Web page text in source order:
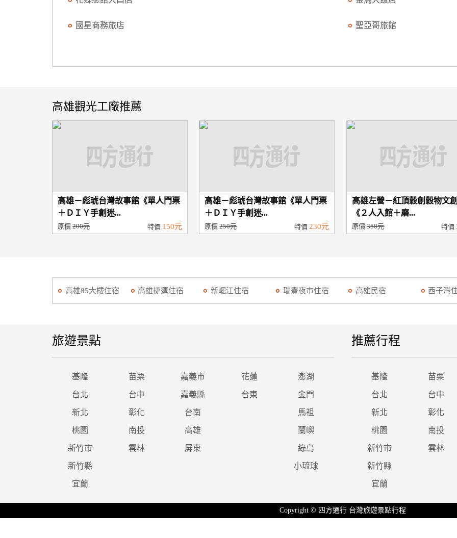
國星商務旅店 聖亞哥旅館
高雄觀光工廠推薦
高雄－彪琥台灣故事館《單人門票
＋ＤＩＹ手創迷...
原價 200元 特價 150元
高雄－彪琥台灣故事館《單人門票
＋ＤＩＹ手創迷...
原價250元 特價230元
高雄左營－紅頂穀創穀物文
《２人入館＋磨...
原價350元 特價
高雄85大樓住宿 高雄捷運住宿 新崛江住宿 瑞豐夜市住宿 高雄民宿 西子灣
旅遊景點
基隆 苗栗 嘉義市 花蓮 澎湖
台北 台中 嘉義縣 台東 金門
新北 彰化 台南 馬祖
桃園 南投 高雄 蘭嶼
新竹市 雲林 屏東 綠島
新竹縣 小琉球
宜蘭
推薦行程
基隆 苗栗
台北 台中
新北 彰化
桃園 南投
新竹市 雲林
新竹縣
宜蘭
Copyright © 四方通行 台灣旅遊景點行程